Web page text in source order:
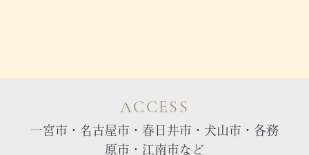
ACCESS
一宮市・名古屋市・春日井市・犬山市・各務
原市・江南市など